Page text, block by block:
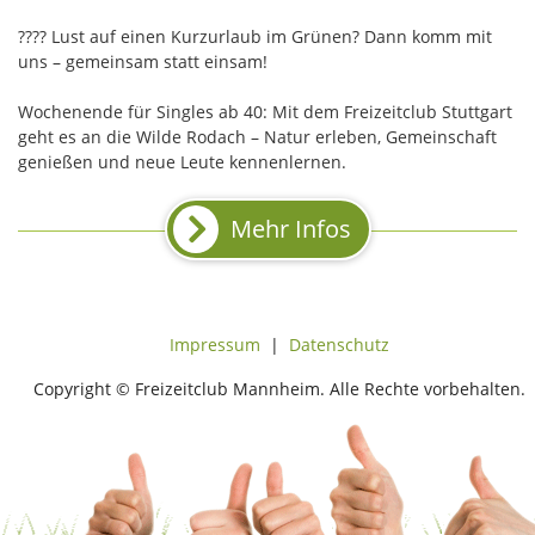
???? Lust auf einen Kurzurlaub im Grünen? Dann komm mit
uns – gemeinsam statt einsam!
Wochenende für Singles ab 40: Mit dem Freizeitclub Stuttgart
geht es an die Wilde Rodach – Natur erleben, Gemeinschaft
genießen und neue Leute kennenlernen.
Mehr Infos
Impressum | Datenschutz
Copyright © Freizeitclub Mannheim. Alle Rechte vorbehalten.